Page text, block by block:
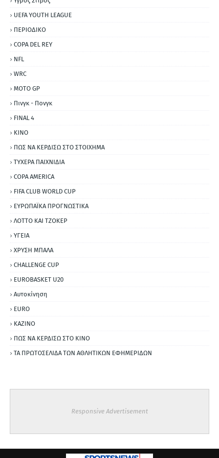
UEFA YOUTH LEAGUE
ΠΕΡΙΟΔΙΚΟ
COPA DEL REY
NFL
WRC
MOTO GP
Πινγκ - Πονγκ
FINAL 4
ΚΙΝΟ
ΠΩΣ ΝΑ ΚΕΡΔΙΣΩ ΣΤΟ ΣΤΟΙΧΗΜΑ
ΤΥΧΕΡΑ ΠΑΙΧΝΙΔΙΑ
COPA AMERICA
FIFA CLUB WORLD CUP
ΕΥΡΩΠΑΪΚΑ ΠΡΟΓΝΩΣΤΙΚΑ
ΛΟΤΤΟ ΚΑΙ ΤΖΟΚΕΡ
ΥΓΕΙΑ
ΧΡΥΣΗ ΜΠΑΛΑ
CHALLENGE CUP
EUROBASKET U20
Αυτοκίνηση
ΕURO
ΚΑΖΙΝΟ
ΠΩΣ ΝΑ ΚΕΡΔΙΣΩ ΣΤΟ ΚΙΝΟ
ΤΑ ΠΡΩΤΟΣΕΛΙΔΑ ΤΩΝ ΑΘΛΗΤΙΚΩΝ ΕΦΗΜΕΡΙΔΩΝ
Responsive Advertisement